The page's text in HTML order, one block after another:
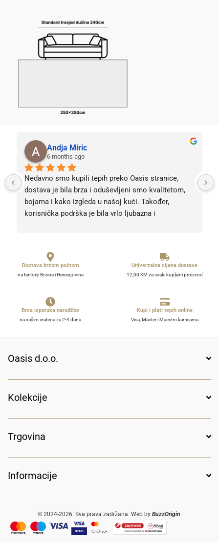
Andja Miric
6 months ago
Nedavno smo kupili tepih preko Oasis stranice,
dostava je bila brza i oduševljeni smo kvalitetom,
bojama i kako izgleda u našoj kući. Također,
korisnička podrška je bila vrlo ljubazna i
Dostava brzom poštom
na teritoriji Bosne i Hercegovine
Univerzalna cijena dostave
12,00 KM za svaki kupljeni proizvod
Brza isporuka narudžbe
na vašim vratima za 2-4 dana
Kupi i plati tepih online
Visa, Master i Maestro karticama
Oasis d.o.o.
Kolekcije
Trgovina
Informacije
© 2024-2026. Sva prava zadržana. Web by BuzzOrigin.